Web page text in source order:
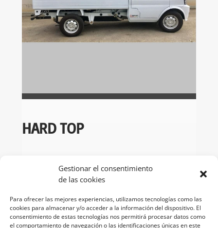
Gestionar el consentimiento
de las cookies
Para ofrecer las mejores experiencias, utilizamos tecnologías como las
cookies para almacenar y/o acceder a la información del dispositivo. El
consentimiento de estas tecnologías nos permitirá procesar datos como
el comportamiento de navegación o las identificaciones únicas en este
HARD TOP
Ficha técnica